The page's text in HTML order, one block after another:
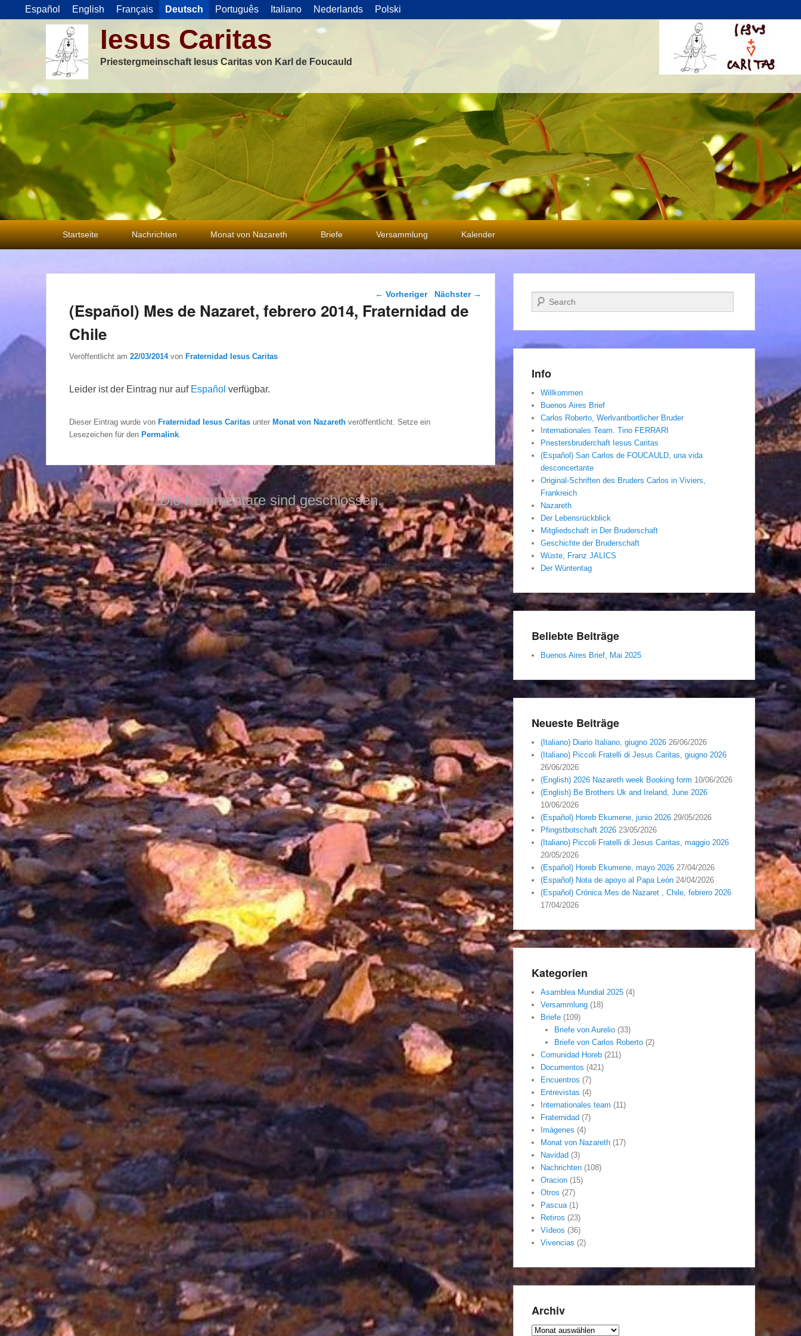
Español English Français Deutsch Português Italiano Nederlands Polski
Iesus Caritas
Priestergmeinschaft Iesus Caritas von Karl de Foucauld
Primäres
Menü
Startseite Nachrichten Monat von Nazareth Briefe Versammlung Kalender
Beitragsnavigation
← Vorheriger Nächster →
(Español) Mes de Nazaret, febrero 2014, Fraternidad de
Chile
Veröffentlicht am 22/03/2014 von Fraternidad Iesus Caritas
Leider ist der Eintrag nur auf Español verfügbar.
Dieser Eintrag wurde von Fraternidad Iesus Caritas unter Monat von Nazareth veröffentlicht. Setze ein
Lesezeichen für den Permalink
Die Kommentare sind geschlossen.
Suchen
Info
Willkommen
Buenos Aires Brief
Carlos Roberto, Werlvantbortlicher Bruder
Internationales Team. Tino FERRARI
Priestersbruderchaft Iesus Caritas
(Español) San Carlos de FOUCAULD, una vida
desconcertante
Original-Schriften des Bruders Carlos in Viviers,
Frankreich
Nazareth
Der Lebensrückblick
Mitgliedschaft in Der Bruderschaft
Geschichte der Bruderschaft
Wüste, Franz JALICS
Der Wüntentag
Beliebte Beiträge
Buenos Aires Brief, Mai 2025
Neueste Beiträge
(Italiano) Diario Italiano, giugno 2026 26/06/2026
(Italiano) Piccoli Fratelli di Jesus Caritas, giugno 2026
26/06/2026
(English) 2026 Nazareth week Booking form 10/06/2026
(English) Be Brothers Uk and Ireland, June 2026
10/06/2026
(Español) Horeb Ekumene, junio 2026 29/05/2026
Pfingstbotschaft 2026 23/05/2026
(Italiano) Piccoli Fratelli di Jesus Caritas, maggio 2026
20/05/2026
(Español) Horeb Ekumene, mayo 2026 27/04/2026
(Español) Nota de apoyo al Papa León 24/04/2026
(Español) Crónica Mes de Nazaret , Chile, febrero 2026
17/04/2026
Kategorien
Asamblea Mundial 2025 (4)
Versammlung (18)
Briefe (109)
Briefe von Aurelio(33)
Briefe von Carlos Roberto(2)
Comunidad Horeb (211)
Documentos (421)
Encuentros (7)
Entrevistas (4)
Internationales team (11)
Fraternidad (7)
Imágenes (4)
Monat von Nazareth (17)
Navidad (3)
Nachrichten (108)
Oracion (15)
Otros (27)
Pascua(1)
Retiros (23)
Vídeos (36)
Vivencias (2)
Archiv
Archiv